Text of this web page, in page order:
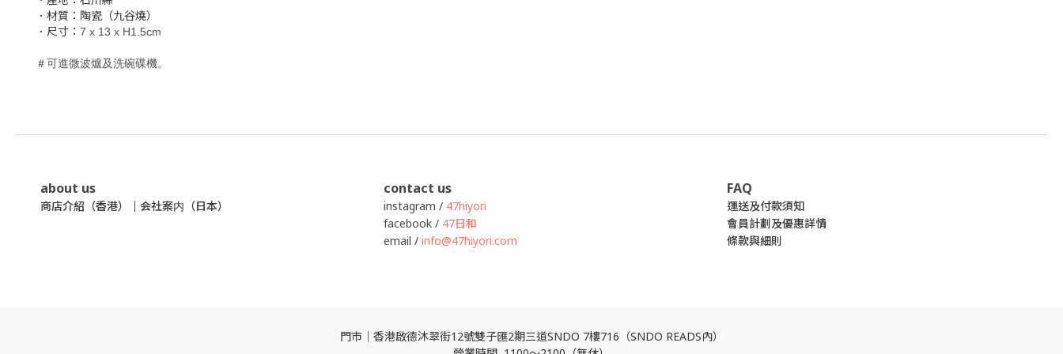
．材質：陶瓷（九谷燒）
．尺寸： 7 x 13 x H1.5cm
＃可進微波爐及洗碗碟機。
about us
商店介紹（香港） ｜ 会社案内（日本）
contact us
instagram / 47hiyori
facebook / 47日和
email / info@47hiyori.com
FAQ
運送及付款須知
會員計劃及優惠詳情
條款與細則
門市｜香港啟德沐翠街12號雙子匯2期三道SNDO 7樓716（SNDO READS內）